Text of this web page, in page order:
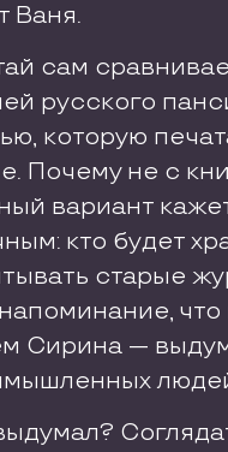
Ваня.
сам
русского
которую
Почему не с
вариант
кто будет
старые
Сирина —